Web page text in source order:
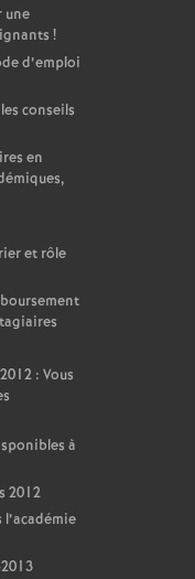
une
!
d’emploi
conseils
en
et rôle
: Vous
à
2012